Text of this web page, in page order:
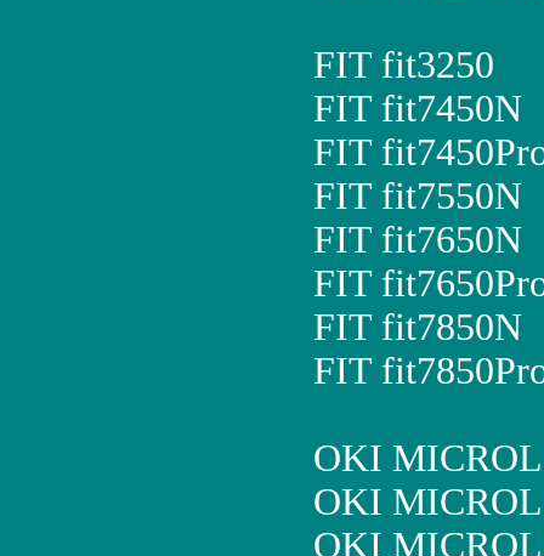
FIT fit3250
FIT fit7450N
FIT
FIT fit7550N
FIT fit7650N
FIT
FIT fit7850N
FIT
OKI
OKI
OKI